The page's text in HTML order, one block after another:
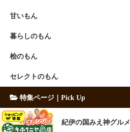
甘いもん
暮らしのもん
桧のもん
セレクトのもん
特集ページ｜Pick Up
紀伊の国みえ神グルメ